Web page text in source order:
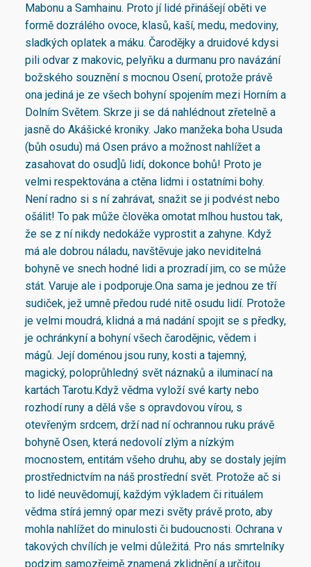
Mabonu a Samhainu. Proto jí lidé přinášejí oběti ve
formě dozrálého ovoce, klasů, kaší, medu, medoviny,
sladkých oplatek a máku. Čarodějky a druidové kdysi
pili odvar z makovic, pelyňku a durmanu pro navázání
božského souznění s mocnou Osení, protože právě
ona jediná je ze všech bohyní spojením mezi Horním a
Dolním Světem. Skrze ji se dá nahlédnout zřetelně a
jasně do Akášické kroniky. Jako manžeka boha Usuda
(bůh osudu) má Osen právo a možnost nahlížet a
zasahovat do osud]ů lidí, dokonce bohů! Proto je
velmi respektována a ctěna lidmi i ostatními bohy.
Není radno si s ní zahrávat, snažit se ji podvést nebo
ošálit! To pak může člověka omotat mlhou hustou tak,
že se z ní nikdy nedokáže vyprostit a zahyne. Když
má ale dobrou náladu, navštěvuje jako neviditelná
bohyně ve snech hodné lidi a prozradí jim, co se může
stát. Varuje ale i podporuje.Ona sama je jednou ze tří
sudiček, jež umně předou rudé nitě osudu lidí. Protože
je velmi moudrá, klidná a má nadání spojit se s předky,
je ochránkyní a bohyní všech čarodějnic, vědem i
mágů. Její doménou jsou runy, kosti a tajemný,
magický, poloprůhledný svět náznaků a iluminací na
kartách Tarotu.Když vědma vyloží své karty nebo
rozhodí runy a dělá vše s opravdovou vírou, s
otevřeným srdcem, drží nad ní ochrannou ruku právě
bohyně Osen, která nedovolí zlým a nízkým
mocnostem, entitám všeho druhu, aby se dostaly jejím
prostřednictvím na náš prostřední svět. Protože ač si
to lidé neuvědomují, každým výkladem či rituálem
vědma stírá jemný opar mezi světy právě proto, aby
mohla nahlížet do minulosti či budoucnosti. Ochrana v
takových chvílích je velmi důležitá. Pro nás smrtelníky
podzim samozřejmě znamená zklidnění a určitou